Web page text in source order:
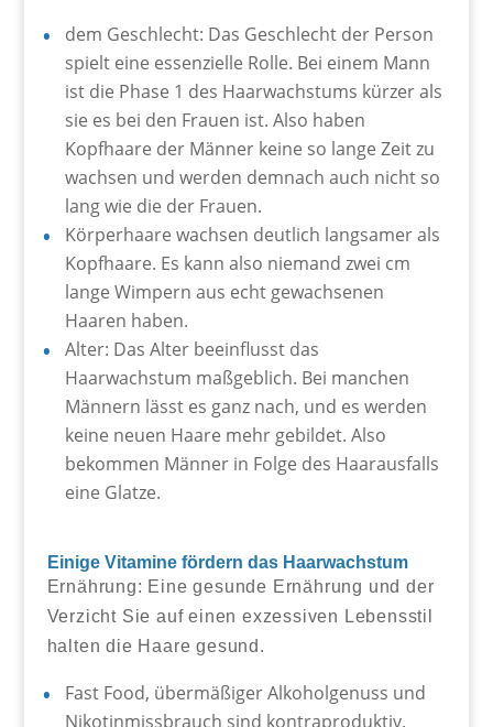
dem Geschlecht: Das Geschlecht der Person
spielt eine essenzielle Rolle. Bei einem Mann
ist die Phase 1 des Haarwachstums kürzer als
sie es bei den Frauen ist. Also haben
Kopfhaare der Männer keine so lange Zeit zu
wachsen und werden demnach auch nicht so
lang wie die der Frauen.
Körperhaare wachsen deutlich langsamer als
Kopfhaare. Es kann also niemand zwei cm
lange Wimpern aus echt gewachsenen
Haaren haben.
Alter: Das Alter beeinflusst das
Haarwachstum maßgeblich. Bei manchen
Männern lässt es ganz nach, und es werden
keine neuen Haare mehr gebildet. Also
bekommen Männer in Folge des Haarausfalls
eine Glatze.
Einige Vitamine fördern das Haarwachstum
Ernährung: Eine gesunde Ernährung und der
Verzicht Sie auf einen exzessiven Lebensstil
halten die Haare gesund.
Fast Food, übermäßiger Alkoholgenuss und
Nikotinmissbrauch sind kontraproduktiv.